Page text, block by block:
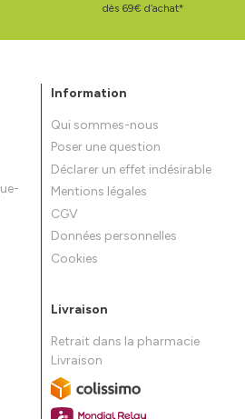
dès 69€ d’achat*
Information
Qui sommes-nous
Poser une question
Déclarer un effet indésirable
Mentions légales
CGV
Données personnelles
Cookies
Livraison
Retrait dans la pharmacie
Livraison